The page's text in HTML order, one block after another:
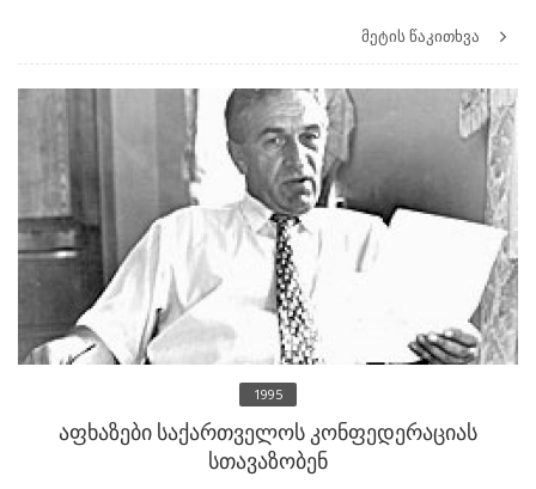
მეტის წაკითხვა
1995
აფხაზები საქართველოს კონფედერაციას
სთავაზობენ